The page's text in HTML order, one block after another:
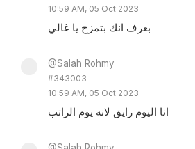
10:59 AM, 05 Oct 2023
بعرف انك بتمزح يا غالي
@Salah Rohmy
#343003
10:59 AM, 05 Oct 2023
انا اليوم رايق لانه يوم الراتب